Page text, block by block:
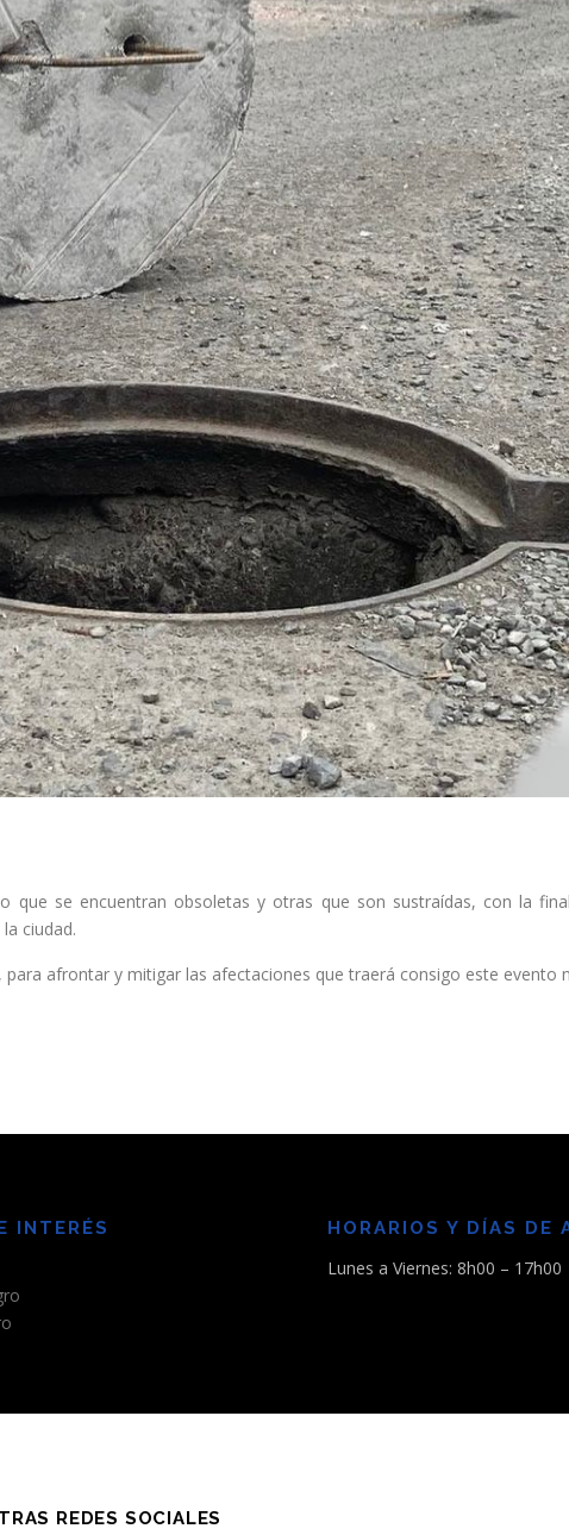
que se encuentran obsoletas y otras que son sustraídas, con la
ciudad.
afrontar y mitigar las afectaciones que traerá consigo este evento
INTERÉS HORARIOS Y DÍAS DE
Lunes a Viernes: 8h00 – 17h00
REDES SOCIALES